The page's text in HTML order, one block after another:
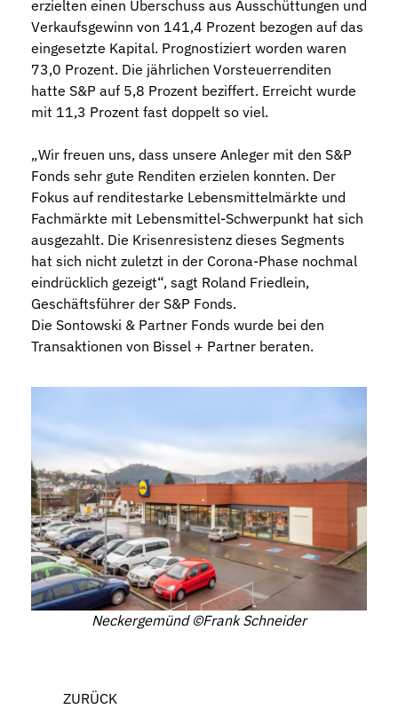
erzielten einen Überschuss aus Ausschüttungen und
Verkaufsgewinn von 141,4 Prozent bezogen auf das
eingesetzte Kapital. Prognostiziert worden waren
73,0 Prozent. Die jährlichen Vorsteuerrenditen
hatte S&P auf 5,8 Prozent beziffert. Erreicht wurde
mit 11,3 Prozent fast doppelt so viel.
„Wir freuen uns, dass unsere Anleger mit den S&P
Fonds sehr gute Renditen erzielen konnten. Der
Fokus auf renditestarke Lebensmittelmärkte und
Fachmärkte mit Lebensmittel-Schwerpunkt hat sich
ausgezahlt. Die Krisenresistenz dieses Segments
hat sich nicht zuletzt in der Corona-Phase nochmal
eindrücklich gezeigt“, sagt Roland Friedlein,
Geschäftsführer der S&P Fonds.
Die Sontowski & Partner Fonds wurde bei den
Transaktionen von Bissel + Partner beraten.
Neckergemünd ©Frank Schneider
ZURÜCK